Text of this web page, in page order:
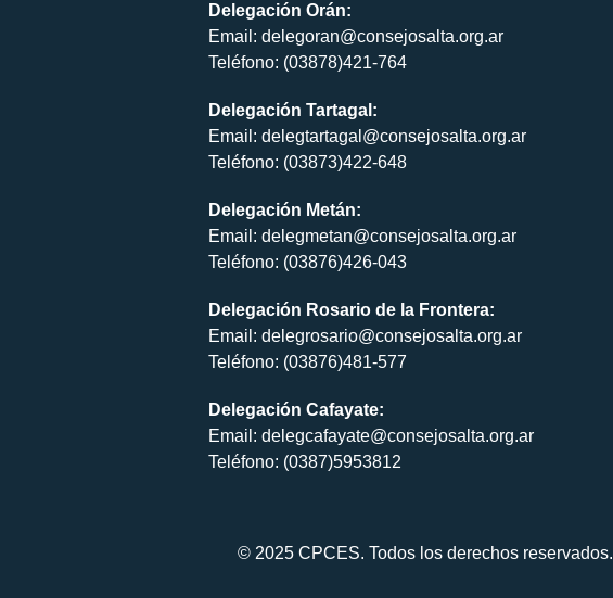
Delegación Orán:
Email: delegoran@consejosalta.org.ar
Teléfono: (03878)421-764
Delegación Tartagal:
Email: delegtartagal@consejosalta.org.ar
Teléfono: (03873)422-648
Delegación Metán:
Email: delegmetan@consejosalta.org.ar
Teléfono: (03876)426-043
Delegación Rosario de la Frontera:
Email: delegrosario@consejosalta.org.ar
Teléfono: (03876)481-577
Delegación Cafayate:
Email: delegcafayate@consejosalta.org.ar
Teléfono: (0387)5953812
© 2025 CPCES. Todos los derechos reservados.